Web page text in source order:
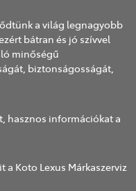
a világ legnagyobb
bátran és jó szívvel
minőségű
biztonságosságát,
hasznos információkat a
a Koto Lexus Márkaszerviz